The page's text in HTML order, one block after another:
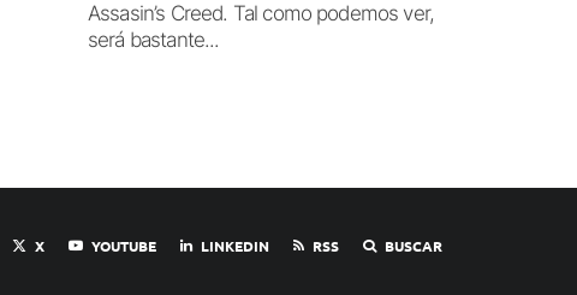
Assasin’s Creed. Tal como podemos ver,
será bastante...
X YOUTUBE LINKEDIN RSS BUSCAR